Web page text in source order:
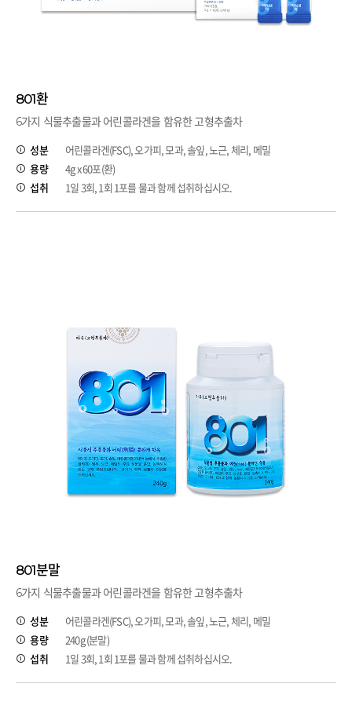
801환
6가지 식물추출물과 어린콜라겐을 함유한 고형추출차
성분
어린콜라겐(FSC), 오가피, 모과, 솔잎, 노근, 체리, 메밀
용량
4g x 60포(환)
섭취
1일 3회, 1회 1포를 물과 함께 섭취하십시오.
801분말
6가지 식물추출물과 어린콜라겐을 함유한 고형추출차
성분
어린콜라겐(FSC), 오가피, 모과, 솔잎, 노근, 체리, 메밀
용량
240g (분말)
섭취
1일 3회, 1회 1포를 물과 함께 섭취하십시오.